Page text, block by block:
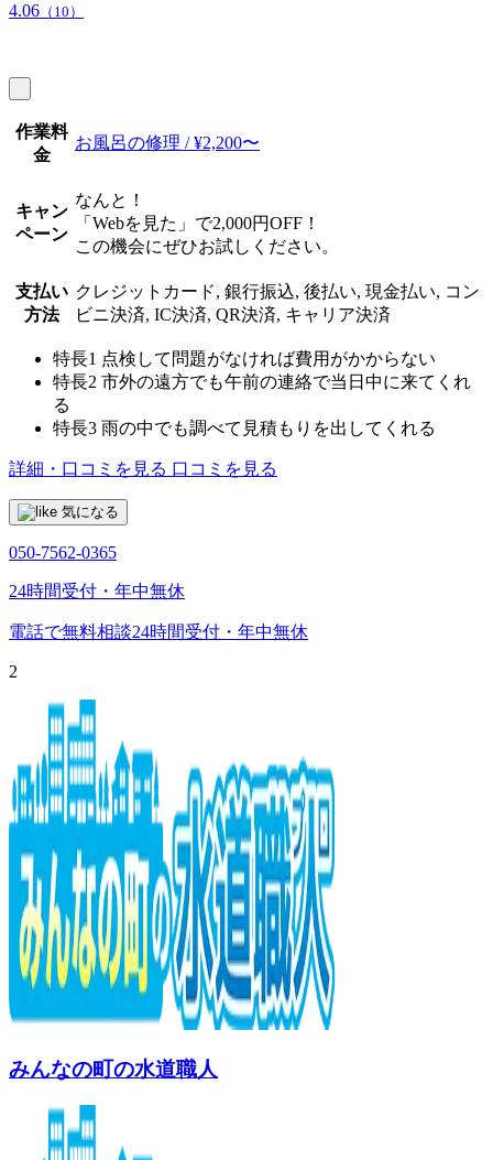
4.06 （10）
作業料
金
お風呂の修理 / ¥2,200〜
キャン
ペーン
なんと！
「Webを見た」で2,000円OFF！
この機会にぜひお試しください。
支払い
方法
クレジットカード, 銀行振込, 後払い, 現金払い, コン
ビニ決済, IC決済, QR決済, キャリア決済
特長1 点検して問題がなければ費用がかからない
特長2 市外の遠方でも午前の連絡で当日中に来てくれ
る
特長3 雨の中でも調べて見積もりを出してくれる
詳細・口コミを見る 口コミを見る
気になる
050-7562-0365
24時間受付・年中無休
電話で無料相談24時間受付・年中無休
2
みんなの町の水道職人